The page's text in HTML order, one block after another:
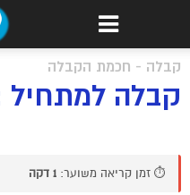
קבלה - חכמת הקבלה
קבלה למתחיל
⏱️ זמן קריאה משוער: 1 דקה